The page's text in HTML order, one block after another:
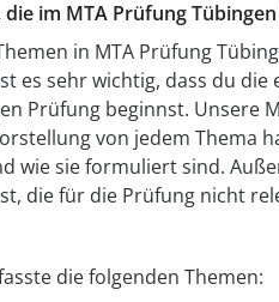
im MTA Prüfung
in MTA Prüfung
es sehr wichtig, dass du
Prüfung beginnst. Unsere
von jedem Thema
wie sie formuliert sind.
die für die Prüfung nicht
die folgenden Themen: